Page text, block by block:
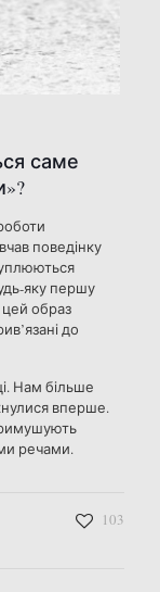
саме
поведінку
яку першу
образ
до
Нам більше
вперше.
речами.
103